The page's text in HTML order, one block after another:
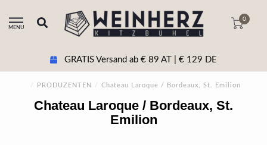
MENU
0
GRATIS Versand ab € 89 AT | € 129 DE
/ PRODUZENTEN / Chateau Laroque / Bordeaux, St. Emilion
Chateau Laroque / Bordeaux, St.
Emilion